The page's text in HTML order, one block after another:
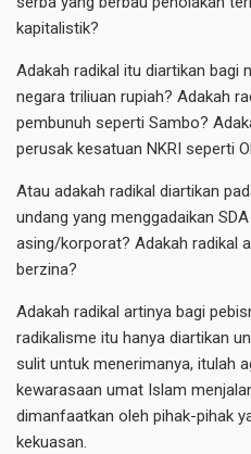
kapitalistik?
Adakah radikal itu diartikan bagi
negara triliuan rupiah? Adakah
pembunuh seperti Sambo?
perusak kesatuan NKRI seperti
Atau adakah radikal diartikan
undang yang menggadaikan
asing/korporat? Adakah radikal
berzina?
Adakah radikal artinya bagi
radikalisme itu hanya diartikan
sulit untuk menerimanya, itulah
kewarasaan umat Islam
dimanfaatkan oleh pihak-pihak
kekuasan.